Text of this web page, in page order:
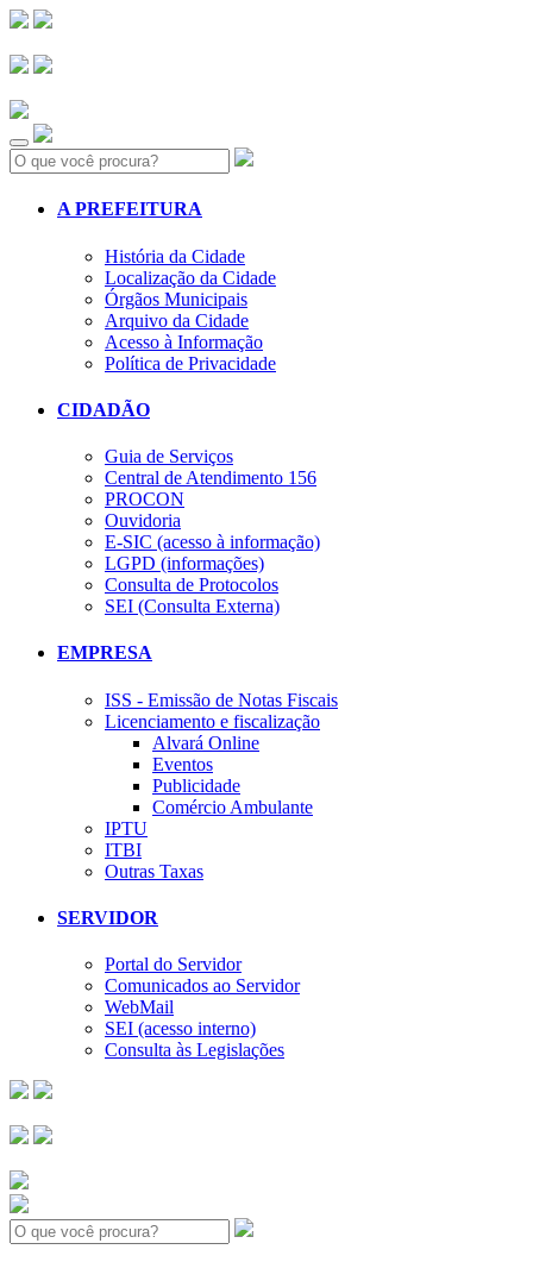
Search:
A PREFEITURA
História da Cidade
Localização da Cidade
Órgãos Municipais
Arquivo da Cidade
Acesso à Informação
Política de Privacidade
CIDADÃO
Guia de Serviços
Central de Atendimento 156
PROCON
Ouvidoria
E-SIC (acesso à informação)
LGPD (informações)
Consulta de Protocolos
SEI (Consulta Externa)
EMPRESA
ISS - Emissão de Notas Fiscais
Licenciamento e fiscalização
Alvará Online
Eventos
Publicidade
Comércio Ambulante
IPTU
ITBI
Outras Taxas
SERVIDOR
Portal do Servidor
Comunicados ao Servidor
WebMail
SEI (acesso interno)
Consulta às Legislações
Search: